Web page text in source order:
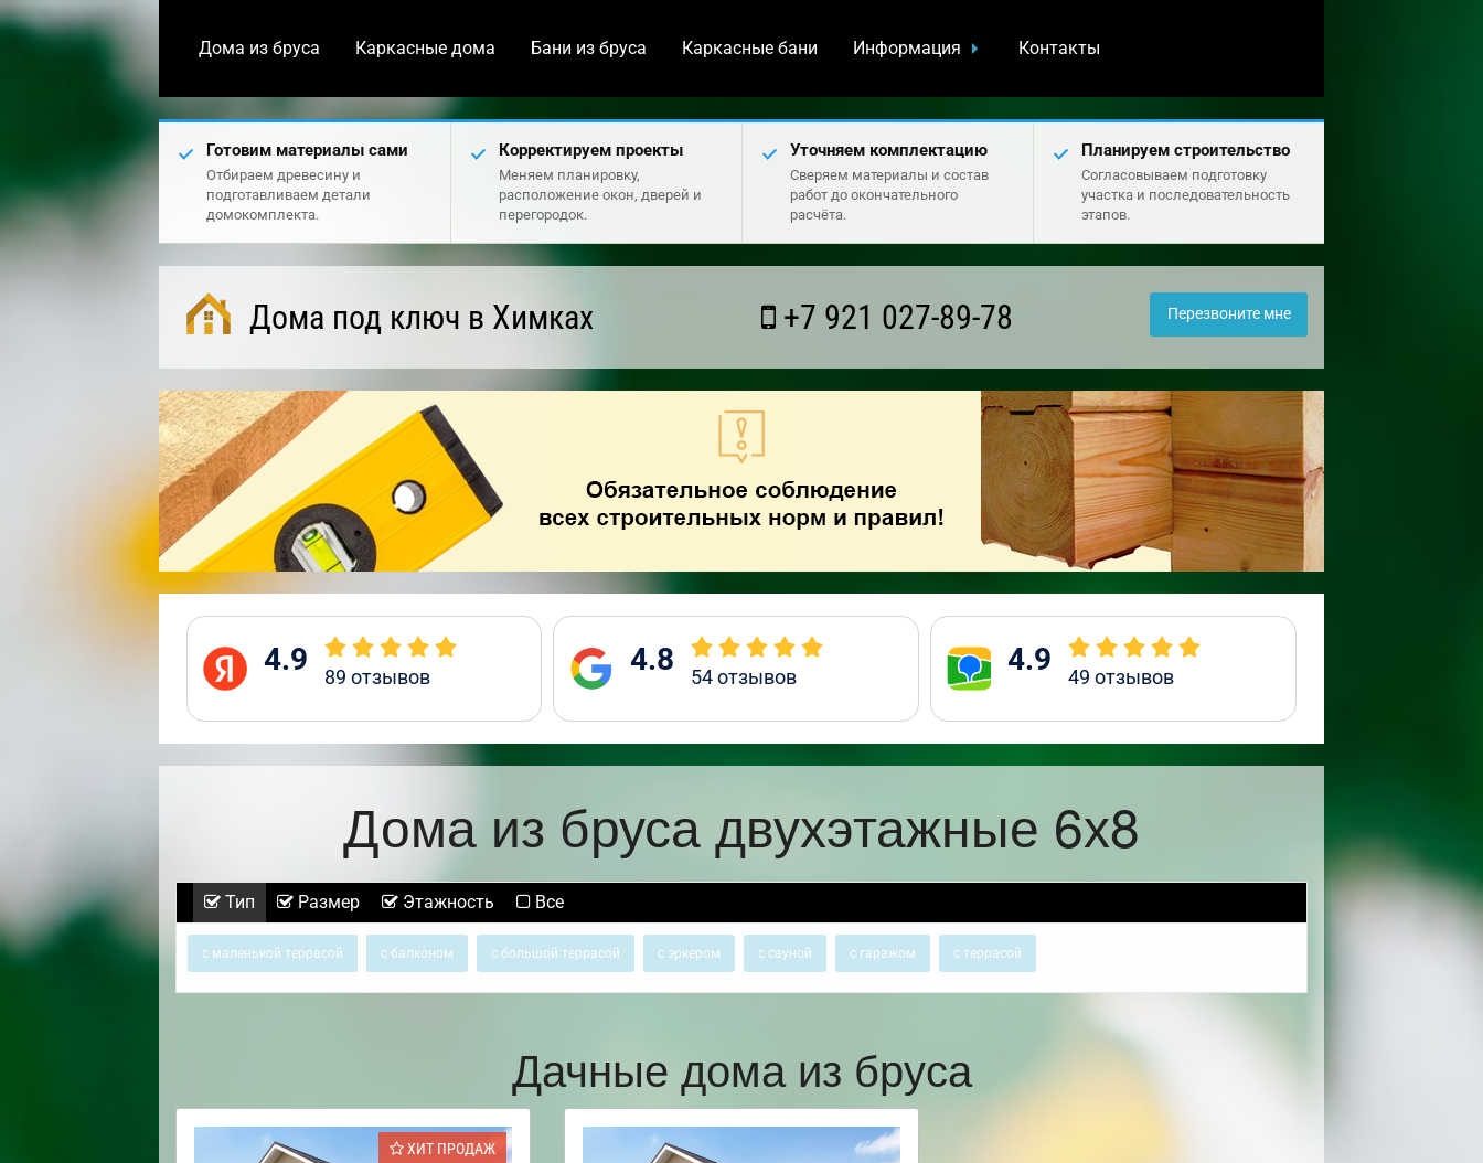
Дома из бруса Каркасные дома Бани из бруса Каркасные бани Информация Контакты
Готовим материалы сами
Отбираем древесину и
подготавливаем детали
домокомплекта.
Корректируем проекты
Меняем планировку,
расположение окон, дверей и
перегородок.
Уточняем комплектацию
Сверяем материалы и состав
работ до окончательного
расчёта.
Планируем строительство
Согласовываем подготовку
участка и последовательность
этапов.
Дома под ключ в Химках +7 921 027-89-78 Перезвоните мне
4.9 89 отзывов 4.8 54отзывов 4.9 49 отзывов
Дома из бруса двухэтажные 6х8
Тип Размер Этажность Все
с маленькой террасой с балконом с большой террасой с эркером с сауной с гаражом с террасой
Дачные дома из бруса
ХИТ ПРОДАЖ